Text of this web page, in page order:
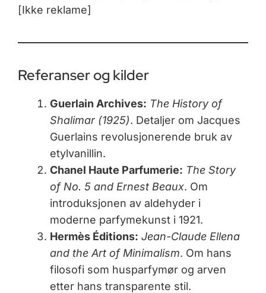
[Ikke reklame]
Referanser og kilder
Guerlain Archives: The History of
Shalimar (1925). Detaljer om Jacques
Guerlains revolusjonerende bruk av
etylvanillin.
Chanel Haute Parfumerie: The Story
of No. 5 and Ernest Beaux. Om
introduksjonen av aldehyder i
moderne parfymekunst i 1921.
Hermès Éditions: Jean-Claude Ellena
and the Art of Minimalism. Om hans
filosofi som husparfymør og arven
etter hans transparente stil.